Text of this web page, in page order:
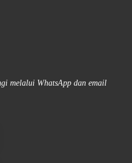
melalui WhatsApp dan email